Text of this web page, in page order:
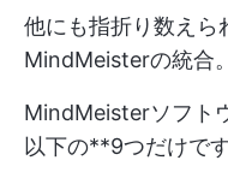
他にも指折り数えら
MindMeisterの統合。
MindMeisterソフト
以下の**9つだけです